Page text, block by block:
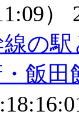
）
線の
飯